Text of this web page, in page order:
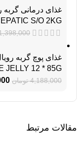
S/O 2KG
JELLY 12 * 85G
4,188,000 تومان
مقالات مرتبط